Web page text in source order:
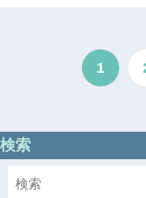
1
検索